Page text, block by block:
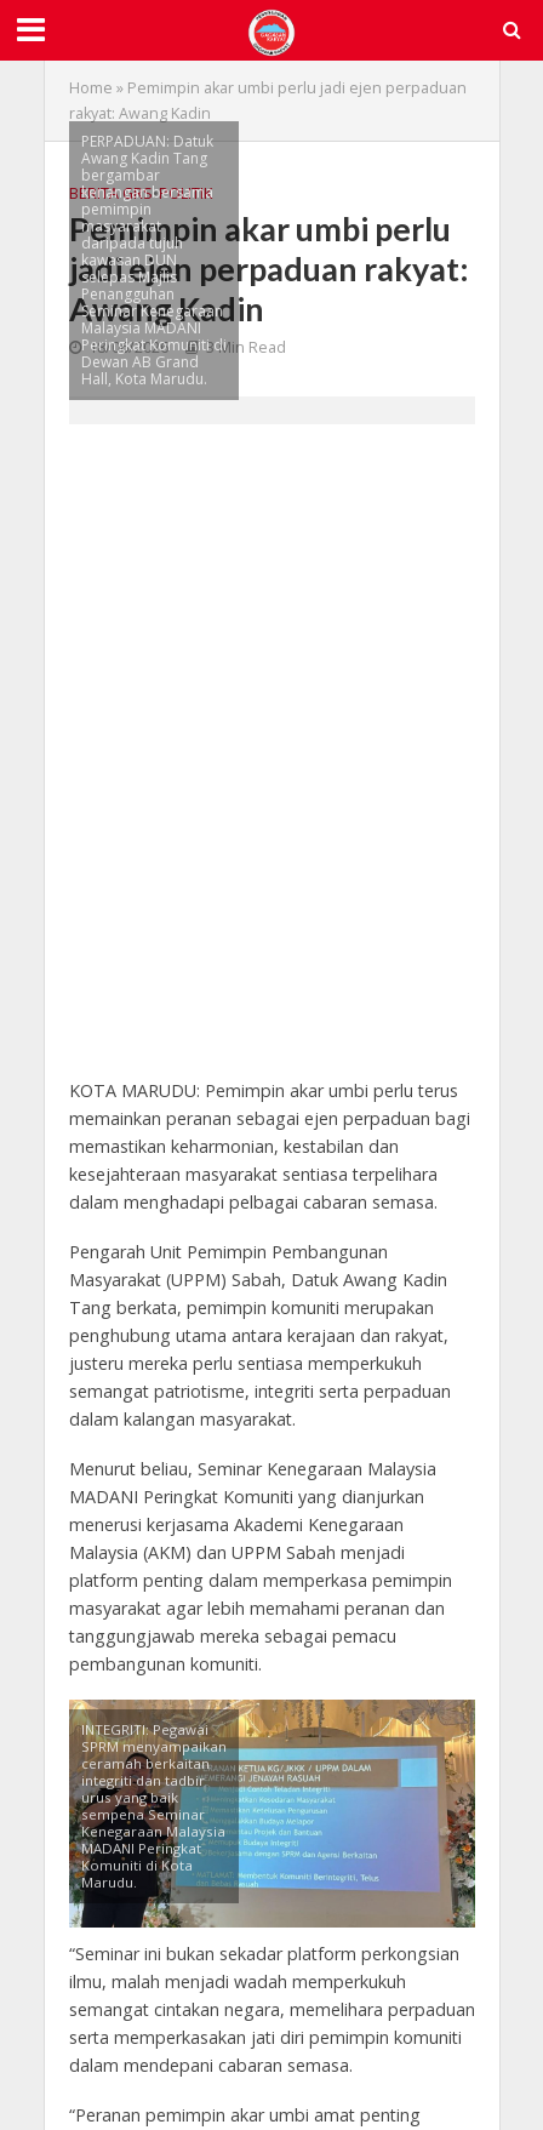
Home » Pemimpin akar umbi perlu jadi ejen perpaduan
rakyat: Awang Kadin
BERITA GRS•POLITIK
Pemimpin akar umbi perlu
jadi ejen perpaduan rakyat:
Awang Kadin
18/06/2026 3 Min Read
PERPADUAN: Datuk
Awang Kadin Tang
bergambar
kenangan bersama
pemimpin
masyarakat
daripada tujuh
kawasan DUN
selepas Majlis
Penangguhan
Seminar Kenegaraan
Malaysia MADANI
Peringkat Komuniti di
Dewan AB Grand
Hall, Kota Marudu.
KOTA MARUDU: Pemimpin akar umbi perlu terus
memainkan peranan sebagai ejen perpaduan bagi
memastikan keharmonian, kestabilan dan
kesejahteraan masyarakat sentiasa terpelihara
dalam menghadapi pelbagai cabaran semasa.
Pengarah Unit Pemimpin Pembangunan
Masyarakat (UPPM) Sabah, Datuk Awang Kadin
Tang berkata, pemimpin komuniti merupakan
penghubung utama antara kerajaan dan rakyat,
justeru mereka perlu sentiasa memperkukuh
semangat patriotisme, integriti serta perpaduan
dalam kalangan masyarakat.
Menurut beliau, Seminar Kenegaraan Malaysia
MADANI Peringkat Komuniti yang dianjurkan
menerusi kerjasama Akademi Kenegaraan
Malaysia (AKM) dan UPPM Sabah menjadi
platform penting dalam memperkasa pemimpin
masyarakat agar lebih memahami peranan dan
tanggungjawab mereka sebagai pemacu
pembangunan komuniti.
INTEGRITI: Pegawai
SPRM menyampaikan
ceramah berkaitan
integriti dan tadbir
urus yang baik
sempena Seminar
Kenegaraan Malaysia
MADANI Peringkat
Komuniti di Kota
Marudu.
“Seminar ini bukan sekadar platform perkongsian
ilmu, malah menjadi wadah memperkukuh
semangat cintakan negara, memelihara perpaduan
serta memperkasakan jati diri pemimpin komuniti
dalam mendepani cabaran semasa.
“Peranan pemimpin akar umbi amat penting